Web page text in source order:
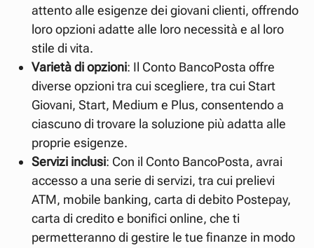
attento alle esigenze dei giovani clienti, offrendo
loro opzioni adatte alle loro necessità e al loro
stile di vita.
Varietà di opzioni: Il Conto BancoPosta offre
diverse opzioni tra cui scegliere, tra cui Start
Giovani, Start, Medium e Plus, consentendo a
ciascuno di trovare la soluzione più adatta alle
proprie esigenze.
Servizi inclusi: Con il Conto BancoPosta, avrai
accesso a una serie di servizi, tra cui prelievi
ATM, mobile banking, carta di debito Postepay,
carta di credito e bonifici online, che ti
permetteranno di gestire le tue finanze in modo